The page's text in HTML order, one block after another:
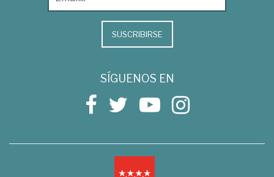
SUSCRIBIRSE
SÍGUENOS EN